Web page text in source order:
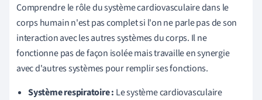
Comprendre le rôle du système cardiovasculaire dans le
corps humain n'est pas complet si l'on ne parle pas de son
interaction avec les autres systèmes du corps. Il ne
fonctionne pas de façon isolée mais travaille en synergie
avec d'autres systèmes pour remplir ses fonctions.
Système respiratoire : Le système cardiovasculaire